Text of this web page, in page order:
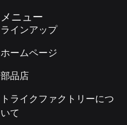
メニュー
ラインアップ
ホームページ
部品店
トライクファクトリーにつ
いて